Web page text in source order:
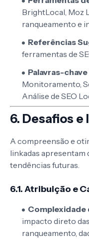
BrightLocal, Moz
ranqueamento e
Referências
ferramentas de
Palavras-
Monitoramento,
Análise de SEO
6. Desafios
A compreensão e
linkadas apresentam
tendências futuras.
6.1. Atribuição e
Complexidade
impacto direto
ranqueamento,